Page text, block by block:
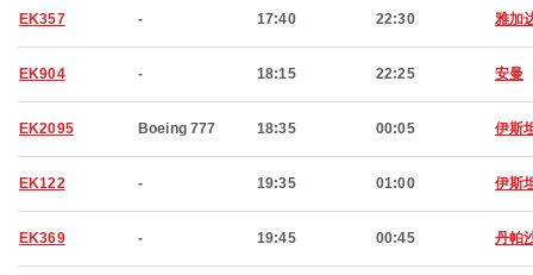
EK357 - 17:40 22:30 雅加
EK904 - 18:15 22:25 安曼
EK2095 Boeing 777 18:35 00:05 伊斯
EK122 - 19:35 01:00 伊斯
EK369 - 19:45 00:45 丹帕